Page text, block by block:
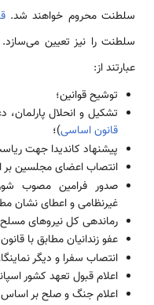
سلطنت محروم خواهند شد.
سلطنت را نیز تعیین
عبارتند از:
توشیح قوانین؛
تشکیل و انحلال پارلمان،
قانون اساسی)؛
پیشنهاد کاندیدا جهت
انتصاب اعضای مجلسین
صدور فرامین مصوب
غیرنظامی و اعطای نشان
رماندهی کل نیروهای
عفو زندانیان مطابق با
انتصاب سفرا و دیگر
اعلام قبول تعهد کشور
اعلام جنگ و صلح بر